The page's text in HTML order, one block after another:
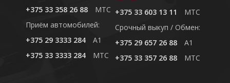
+375 33 358 26 88
MTC
Приём автомобилей:
+375 29 3333 284
A1
+375 33 3333 284
MTC
+375 33 603 13 11
MTC
Cрочный выкуп / Обмен:
+375 29 657 26 88
A1
+375 33 357 26 88
MTC